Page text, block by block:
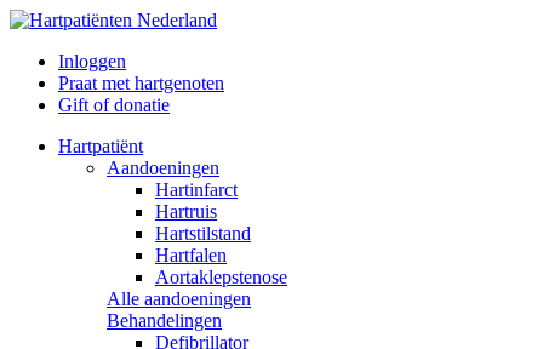
Inloggen
Praat met hartgenoten
Gift of donatie
Hartpatiënt
Aandoeningen
Hartinfarct
Hartruis
Hartstilstand
Hartfalen
Aortaklepstenose
Alle aandoeningen
Behandelingen
Defibrillator